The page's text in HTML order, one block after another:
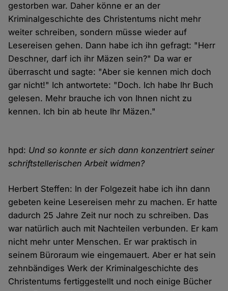
gestorben war. Daher könne er an der
Kriminalgeschichte des Christentums nicht mehr
weiter schreiben, sondern müsse wieder auf
Lesereisen gehen. Dann habe ich ihn gefragt: "Herr
Deschner, darf ich ihr Mäzen sein?" Da war er
überrascht und sagte: "Aber sie kennen mich doch
gar nicht!" Ich antwortete: "Doch. Ich habe Ihr Buch
gelesen. Mehr brauche ich von Ihnen nicht zu
kennen. Ich bin ab heute Ihr Mäzen."
hpd: Und so konnte er sich dann konzentriert seiner
schriftstellerischen Arbeit widmen?
Herbert Steffen: In der Folgezeit habe ich ihn dann
gebeten keine Lesereisen mehr zu machen. Er hatte
dadurch 25 Jahre Zeit nur noch zu schreiben. Das
war natürlich auch mit Nachteilen verbunden. Er kam
nicht mehr unter Menschen. Er war praktisch in
seinem Büroraum wie eingemauert. Aber er hat sein
zehnbändiges Werk der Kriminalgeschichte des
Christentums fertiggestellt und noch einige Bücher